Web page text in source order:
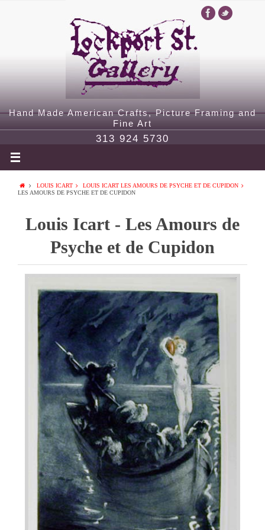
Hand Made American Crafts, Picture Framing and
Fine Art
313 924 5730
LOUIS ICART
LOUIS ICART LES AMOURS DE PSYCHE ET DE CUPIDON
LES AMOURS DE PSYCHE ET DE CUPIDON
Louis Icart - Les Amours de
Psyche et de Cupidon